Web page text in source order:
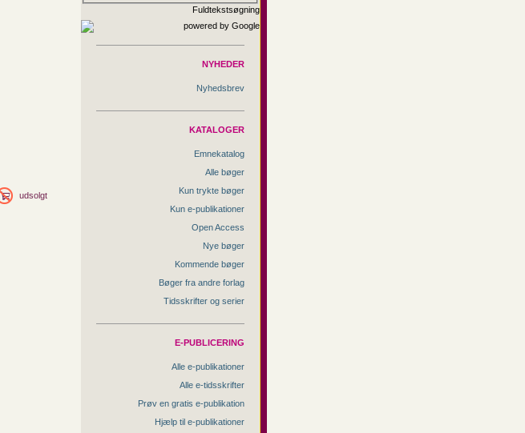
udsolgt
Fuldtekstsøgning
NYHEDER
Nyhedsbrev
KATALOGER
Emnekatalog
Alle bøger
Kun trykte bøger
Kun e-publikationer
Open Access
Nye bøger
Kommende bøger
Bøger fra andre forlag
Tidsskrifter og serier
E-PUBLICERING
Alle e-publikationer
Alle e-tidsskrifter
Prøv en gratis e-publikation
Hjælp til e-publikationer